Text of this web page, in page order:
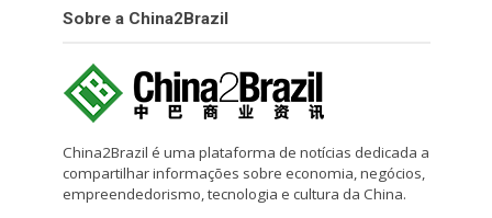
Sobre a China2Brazil
China2Brazil é uma plataforma de notícias dedicada a
compartilhar informações sobre economia, negócios,
empreendedorismo, tecnologia e cultura da China.